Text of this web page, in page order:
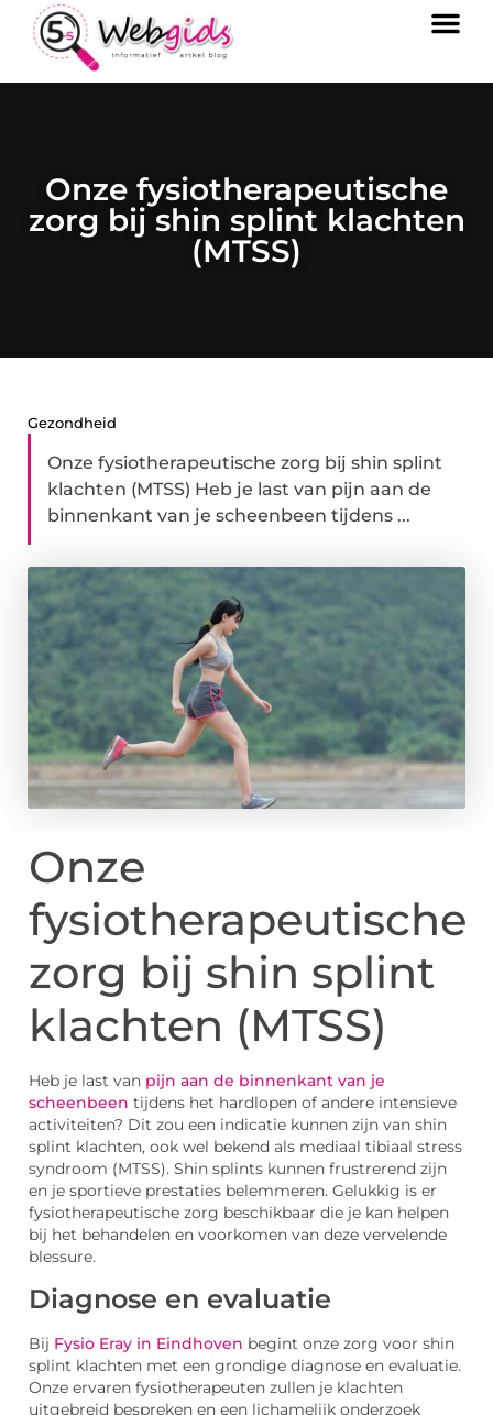
Onze fysiotherapeutische
zorg bij shin splint klachten
(MTSS)
Gezondheid
Onze fysiotherapeutische zorg bij shin splint
klachten (MTSS) Heb je last van pijn aan de
binnenkant van je scheenbeen tijdens ...
Onze
fysiotherapeutische
zorg bij shin splint
klachten (MTSS)
Heb je last van pijn aan de binnenkant van je
scheenbeen tijdens het hardlopen of andere intensieve
activiteiten? Dit zou een indicatie kunnen zijn van shin
splint klachten, ook wel bekend als mediaal tibiaal stress
syndroom (MTSS). Shin splints kunnen frustrerend zijn
en je sportieve prestaties belemmeren. Gelukkig is er
fysiotherapeutische zorg beschikbaar die je kan helpen
bij het behandelen en voorkomen van deze vervelende
blessure.
Diagnose en evaluatie
Bij Fysio Eray in Eindhoven begint onze zorg voor shin
splint klachten met een grondige diagnose en evaluatie.
Onze ervaren fysiotherapeuten zullen je klachten
uitgebreid bespreken en een lichamelijk onderzoek